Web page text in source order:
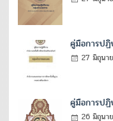
คู่มือการปฏิ
27 มิถุนา
คู่มือการปฏิ
26 มิถุนา